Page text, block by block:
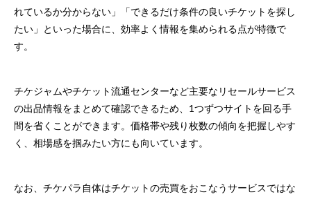
れているか分からない」「できるだけ条件の良いチケットを探し
たい」といった場合に、効率よく情報を集められる点が特徴で
す。
チケジャムやチケット流通センターなど主要なリセールサービス
の出品情報をまとめて確認できるため、1つずつサイトを回る手
間を省くことができます。価格帯や残り枚数の傾向を把握しやす
く、相場感を掴みたい方にも向いています。
なお、チケパラ自体はチケットの売買をおこなうサービスではな